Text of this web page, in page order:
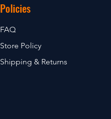
Policies
FAQ
Store Policy
Shipping & Returns